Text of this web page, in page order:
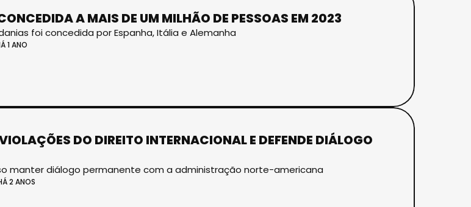
A MAIS DE UM MILHÃO DE PESSOAS EM 2023
foi concedida por Espanha, Itália e Alemanha
1 ANO
DO DIREITO INTERNACIONAL E DEFENDE DIÁLOGO
manter diálogo permanente com a administração norte-americana
2 ANOS